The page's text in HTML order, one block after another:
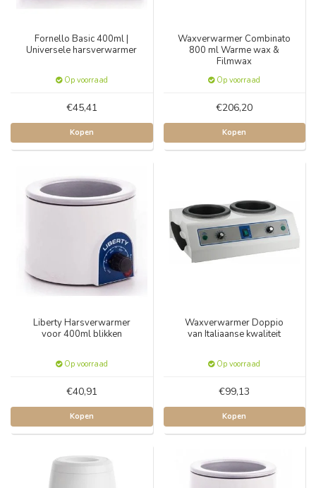
Fornello Basic 400ml |
Universele harsverwarmer
Op voorraad
€45,41
Kopen
Waxverwarmer Combinato
800 ml Warme wax &
Filmwax
Op voorraad
€206,20
Kopen
Liberty Harsverwarmer
voor 400ml blikken
Op voorraad
€40,91
Kopen
Waxverwarmer Doppio
van Italiaanse kwaliteit
Op voorraad
€99,13
Kopen